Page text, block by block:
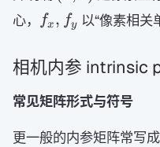
心，
f_x,f_y
fx , fy 以“像素相关
相机内参 intrinsic
常见矩阵形式与符号
更一般的内参矩阵常写成